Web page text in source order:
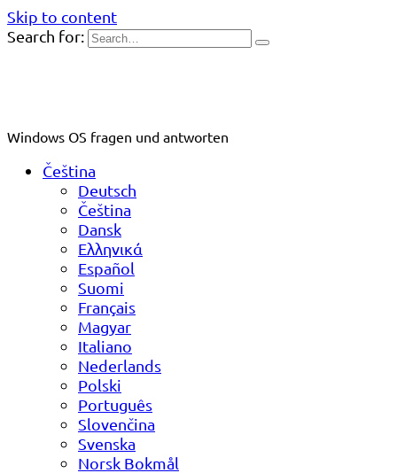
Skip to content
Search for:
Windows OS fragen und antworten
Čeština
Deutsch
Čeština
Dansk
Ελληνικά
Español
Suomi
Français
Magyar
Italiano
Nederlands
Polski
Português
Slovenčina
Svenska
Norsk Bokmål